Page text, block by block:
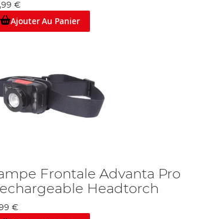
€
Ajouter Au Panier
Frontale Advanta Pro
Headtorch
€